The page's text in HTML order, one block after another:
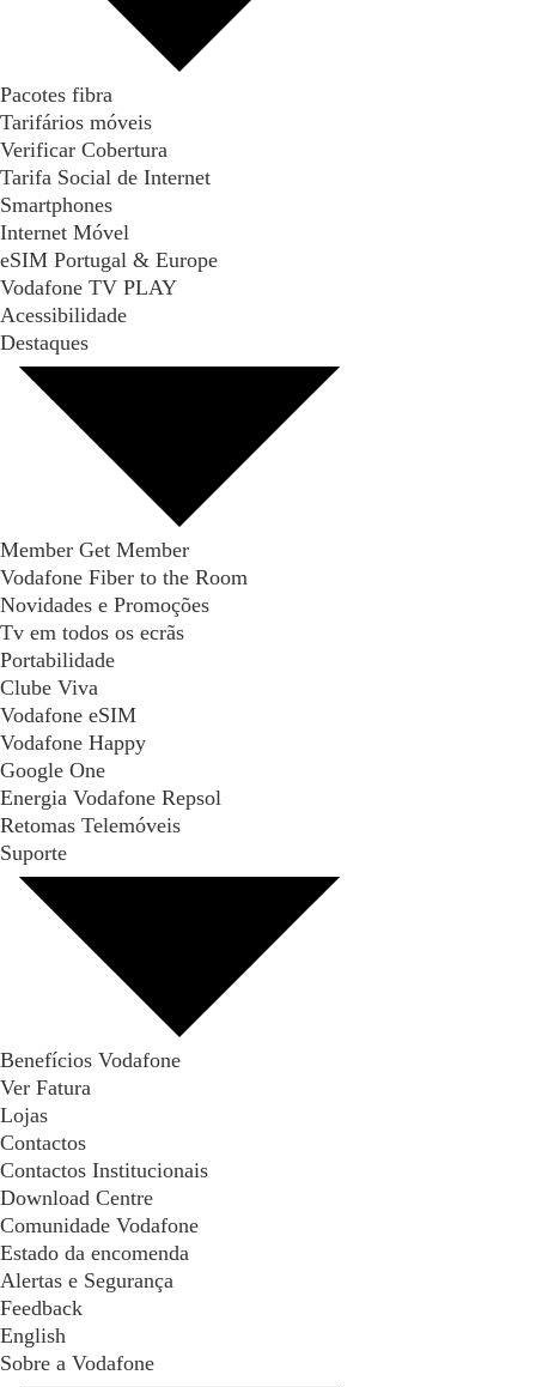
Pacotes fibra
Tarifários móveis
Verificar Cobertura
Tarifa Social de Internet
Smartphones
Internet Móvel
eSIM Portugal & Europe
Vodafone TV PLAY
Acessibilidade
Destaques
Member Get Member
Vodafone Fiber to the Room
Novidades e Promoções
Tv em todos os ecrãs
Portabilidade
Clube Viva
Vodafone eSIM
Vodafone Happy
Google One
Energia Vodafone Repsol
Retomas Telemóveis
Suporte
Benefícios Vodafone
Ver Fatura
Lojas
Contactos
Contactos Institucionais
Download Centre
Comunidade Vodafone
Estado da encomenda
Alertas e Segurança
Feedback
English
Sobre a Vodafone